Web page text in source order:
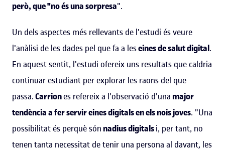
però, que "no és una sorpresa".
Un dels aspectes més rellevants de l'estudi és veure
l'anàlisi de les dades pel que fa a leseines de salut digital.
En aquest sentit, l'estudi ofereix uns resultats que caldria
continuar estudiant per explorar les raons del que
passa.Carriones refereix a l'observació d'una major
tendència a fer servir eines digitals en els nois joves. "Una
possibilitat és perquè són nadius digitalsi, per tant, no
tenen tanta necessitat de tenir una persona al davant, les